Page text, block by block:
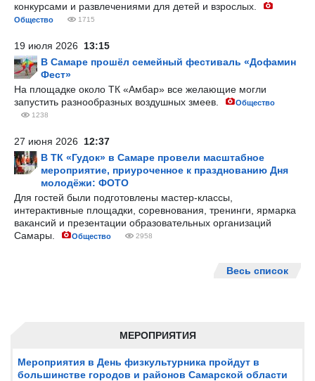
МЕРОПРИЯТИЯ
Мероприятия в День физкультурника пройдут в
большинстве городов и районов Самарской области
конкурсами и развлечениями для детей и взрослых.
Общество 1715
19 июля 2026 13:15
В Самаре прошёл семейный фестиваль «Дофамин
Фест»
На площадке около ТК «Амбар» все желающие могли
запустить разнообразных воздушных змеев.
Общество
1238
27 июня 2026 12:37
В ТК «Гудок» в Самаре провели масштабное
мероприятие, приуроченное к празднованию Дня
молодёжи: ФОТО
Для гостей были подготовлены мастер-классы,
интерактивные площадки, соревнования, тренинги, ярмарка
вакансий и презентации образовательных организаций
Самары.
Общество 2958
Весь список